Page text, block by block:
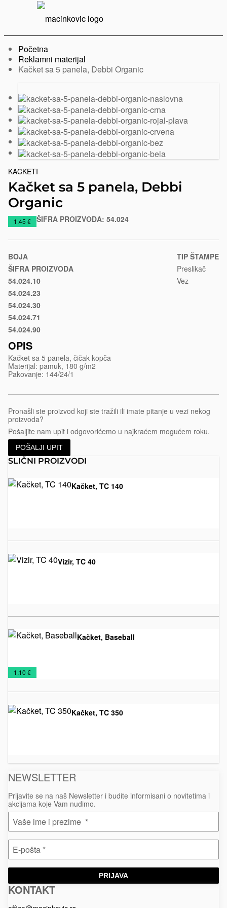
Početna
Reklamni materijal
Trenutno:
Kačket sa 5 panela, Debbi Organic
Prethodni
slajd
Sledeći
slajd
KAČKETI
Kačket sa 5 panela, Debbi
Organic
https://www.macinkovic.rs/reklamni-
5-
panela-
debbi-
organic
1.45 € ŠIFRA PROIZVODA: 54.024
BOJA
ŠIFRA PROIZVODA
Crna
54.024.10
Rojal
plava
54.024.23
Crvena
54.024.30
Bež
54.024.71
Bela
54.024.90
TIP ŠTAMPE
Preslikač
Vez
OPIS
Kačket sa 5 panela, čičak kopča
Materijal: pamuk, 180 g/m2
Pakovanje: 144/24/1
Pronašli ste proizvod koji ste tražili ili imate pitanje u vezi nekog
proizvoda?
Pošaljite nam upit i odgovorićemo u najkraćem mogućem roku.
POŠALJI UPIT
SLIČNI PROIZVODI
Kačket, TC 140
Vizir, TC 40
Kačket, Baseball
Kačketi
1.10 €
Kačket, TC 350
NEWSLETTER
Prijavite se na naš Newsletter i budite informisani o novitetima i
akcijama koje Vam nudimo.
PRIJAVA
Macinkovic
Macinkovic
https://www.macinkovic.rs/wp-
KONTAKT